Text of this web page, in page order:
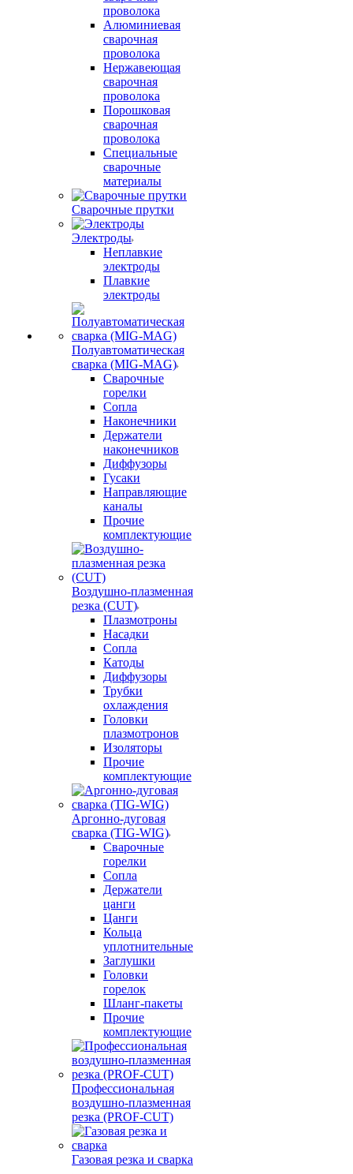
проволока
Алюминиевая
сварочная
проволока
Нержавеющая
сварочная
проволока
Порошковая
сварочная
проволока
Специальные
сварочные
материалы
Сварочные прутки
Электроды
Неплавкие
электроды
Плавкие
электроды
Полуавтоматическая
сварка (MIG-MAG)
Сварочные
горелки
Сопла
Наконечники
Держатели
наконечников
Диффузоры
Гусаки
Направляющие
каналы
Прочие
комплектующие
Воздушно-плазменная
резка (CUT)
Плазмотроны
Насадки
Сопла
Катоды
Диффузоры
Трубки
охлаждения
Головки
плазмотронов
Изоляторы
Прочие
комплектующие
Аргонно-дуговая
сварка (TIG-WIG)
Сварочные
горелки
Сопла
Держатели
цанги
Цанги
Кольца
уплотнительные
Заглушки
Головки
горелок
Шланг-пакеты
Прочие
комплектующие
Профессиональная
воздушно-плазменная
резка (PROF-CUT)
Газовая резка и сварка